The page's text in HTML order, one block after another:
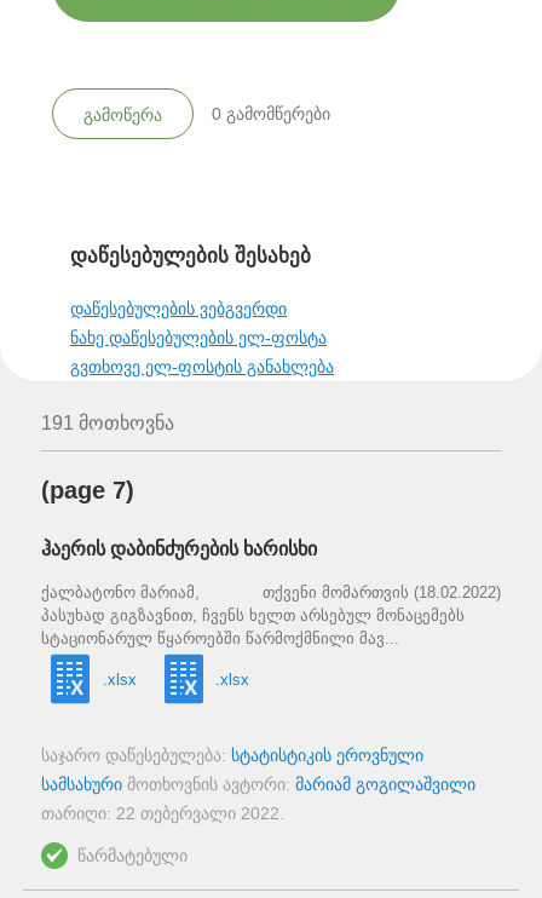
გამოწერა 0 გამომწერები
დაწესებულების შესახებ
დაწესებულების ვებგვერდი
ნახე დაწესებულების ელ-ფოსტა
გვთხოვე ელ-ფოსტის განახლება
191 მოთხოვნა
(page 7)
ჰაერის დაბინძურების ხარისხი
ქალბატონო მარიამ, თქვენი მომართვის (18.02.2022)
პასუხად გიგზავნით, ჩვენს ხელთ არსებულ მონაცემებს
სტაციონარულ წყაროებში წარმოქმნილი მავ...
.xlsx .xlsx
საჯარო დაწესებულება: სტატისტიკის ეროვნული
სამსახური მოთხოვნის ავტორი: მარიამ გოგილაშვილი
თარიღი: 22 თებერვალი 2022.
წარმატებული